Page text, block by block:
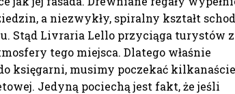
a niezwykły, spiralny kształt
Stąd Livraria Lello przyciąga turystów z
tego miejsca. Dlatego właśnie
księgarni, musimy poczekać kilkanaście
Jedyną pociechą jest fakt, że jeśli